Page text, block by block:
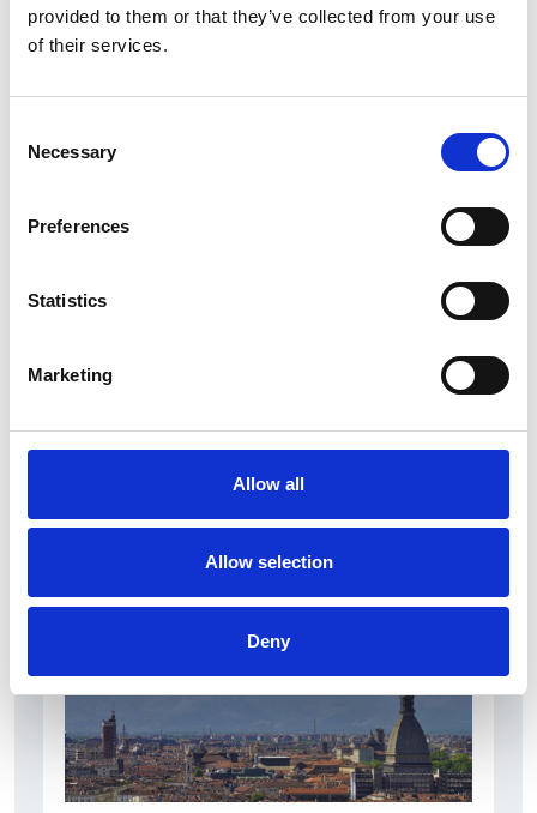
provided to them or that they’ve collected from your use
of their services.
Selection
Necessary
Preferences
Statistics
Marketing
Allow all
Allow selection
Deny
Italia
L’industriale ceco Michal Strnad acquisisce il